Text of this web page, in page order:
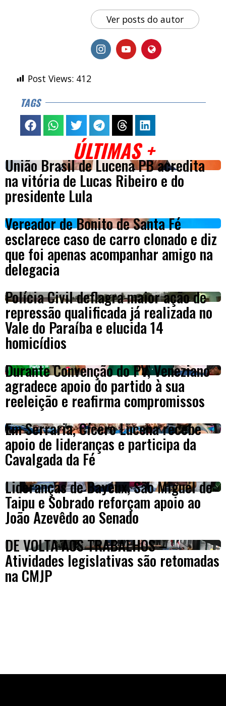
Ver posts do autor
Post Views: 412
TAGS
ÚLTIMAS +
União Brasil de Lucena PB acredita
na vitória de Lucas Ribeiro e do
presidente Lula
Vereador de Bonito de Santa Fé
esclarece caso de carro clonado e diz
que foi apenas acompanhar amigo na
delegacia
Polícia Civil deflagra maior ação de
repressão qualificada já realizada no
Vale do Paraíba e elucida 14
homicídios
Durante Convenção do PV, Veneziano
agradece apoio do partido à sua
reeleição e reafirma compromissos
Em Serraria, Cícero Lucena recebe
apoio de lideranças e participa da
Cavalgada da Fé
Lideranças de Bayeux, São Miguel de
Taipu e Sobrado reforçam apoio ao
João Azevêdo ao Senado
DE VOLTA AOS TRABALHOS –
Atividades legislativas são retomadas
na CMJP